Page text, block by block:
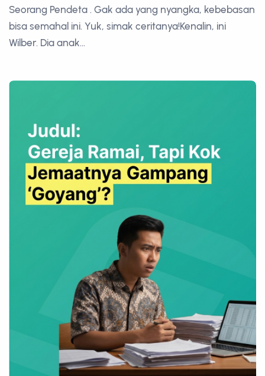
Seorang Pendeta . Gak ada yang nyangka, kebebasan
bisa semahal ini. Yuk, simak ceritanya!Kenalin, ini
Wilber. Dia anak...